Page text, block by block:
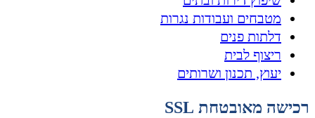
מטבחים ועבודות נגרות
דלתות פנים
ריצוף לבית
יעוץ, תכנון ושרותים
רכישה מאובטחת SSL